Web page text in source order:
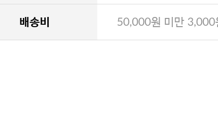
배송비 50,000원 미만 3,000